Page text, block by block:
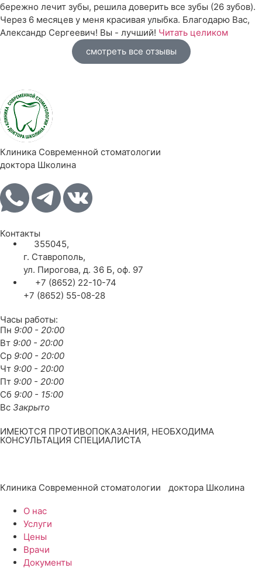
бережно лечит зубы, решила доверить все зубы (26 зубов).
Через 6 месяцев у меня красивая улыбка. Благодарю Вас,
Александр Сергеевич! Вы - лучший! Читать целиком
смотреть все отзывы
Клиника Современной стоматологии
доктора Школина
Контакты
355045,
г. Ставрополь,
ул. Пирогова, д. 36 Б, оф. 97
+7 (8652) 22-10-74
+7 (8652) 55-08-28
Часы работы:
Пн 9:00 - 20:00
Вт 9:00 - 20:00
Ср 9:00 - 20:00
Чт 9:00 - 20:00
Пт 9:00 - 20:00
Сб 9:00 - 15:00
Вс Закрыто
ИМЕЮТСЯ ПРОТИВОПОКАЗАНИЯ, НЕОБХОДИМА
КОНСУЛЬТАЦИЯ СПЕЦИАЛИСТА
Клиника Современной стоматологии доктора Школина
О нас
Услуги
Цены
Врачи
Документы